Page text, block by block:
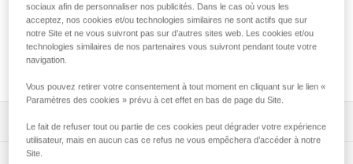
ASAP'SORBER AXESS
Pochette de rechange pour l'absorbeur d'énergie
ASAP'SORBER AXESS. Plusieurs références disponibles en
Descriptif
Pochette ASAP'SORBER AXESS, référence L071EC00,
sociaux afin de personnaliser nos publicités. Dans le cas où vous les
acceptez, nos cookies et/ou technologies similaires ne sont actifs que sur
notre Site et ne vous suivront pas sur d’autres sites web. Les cookies et/ou
technologies similaires de nos partenaires vous suivront pendant toute votre
navigation.
Vous pouvez retirer votre consentement à tout moment en cliquant sur le lien «
Paramètres des cookies » prévu à cet effet en bas de page du Site.
Le fait de refuser tout ou partie de ces cookies peut dégrader votre expérience
utilisateur, mais en aucun cas ce refus ne vous empêchera d’accéder à notre
Site.